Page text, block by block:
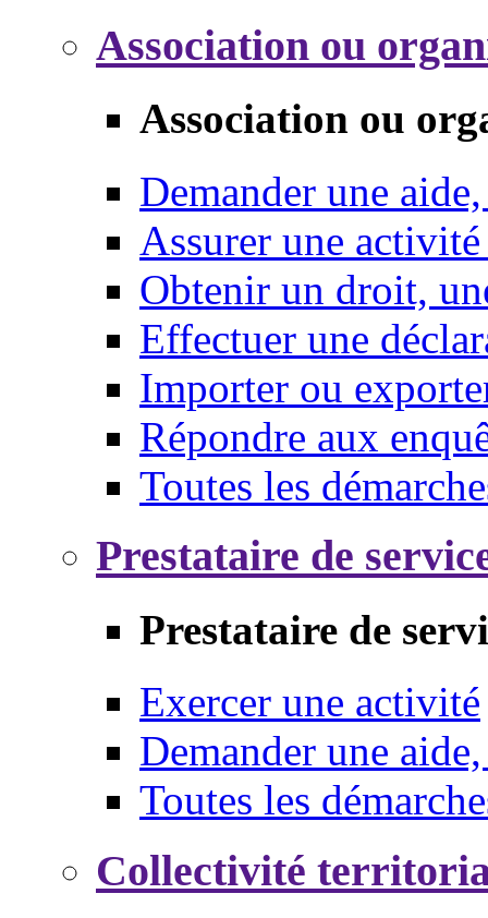
Association ou
Association ou
Demander une
Assurer une
Obtenir un droit,
Effectuer une
Importer ou
Répondre aux
Toutes les
Prestataire de
Prestataire de
Exercer une activité
Demander une
Toutes les
Collectivité